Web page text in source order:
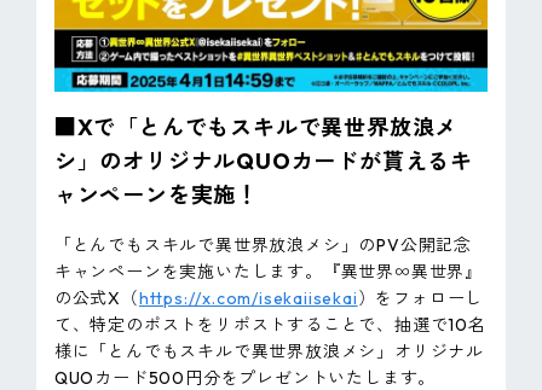
■Xで「とんでもスキルで異世界放浪メ
シ」のオリジナルQUOカードが貰えるキ
ャンペーンを実施！
「とんでもスキルで異世界放浪メシ」のPV公開記念
キャンペーンを実施いたします。『異世界∞異世界』
の公式X（https://x.com/isekaiisekai）をフォローし
て、特定のポストをリポストすることで、抽選で10名
様に「とんでもスキルで異世界放浪メシ」オリジナル
QUOカード500円分をプレゼントいたします。